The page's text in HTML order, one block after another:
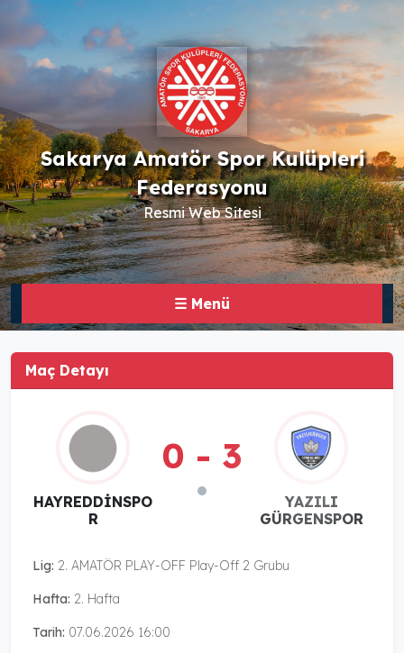
Sakarya Amatör Spor Kulüpleri
Federasyonu
Resmi Web Sitesi
☰ Menü
Maç Detayı
HAYREDDİNSPO
R
0 - 3
YAZILI
GÜRGENSPOR
Lig: 2. AMATÖR PLAY-OFF Play-Off 2 Grubu
Hafta: 2. Hafta
Tarih: 07.06.2026 16:00